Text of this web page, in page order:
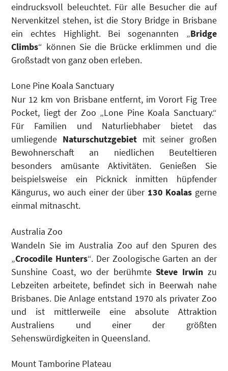
eindrucksvoll beleuchtet. Für alle Besucher die auf
Nervenkitzel stehen, ist die Story Bridge in Brisbane
ein echtes Highlight. Bei sogenannten „Bridge
Climbs“ können Sie die Brücke erklimmen und die
Großstadt von ganz oben erleben.
Lone Pine Koala Sanctuary
Nur 12 km von Brisbane entfernt, im Vorort Fig Tree
Pocket, liegt der Zoo „Lone Pine Koala Sanctuary.“
Für Familien und Naturliebhaber bietet das
umliegende Naturschutzgebietmit seiner großen
Bewohnerschaft an niedlichen Beuteltieren
besonders amüsante Aktivitäten. Genießen Sie
beispielsweise ein Picknick inmitten hüpfender
Kängurus, wo auch einer der über 130 Koalas gerne
einmal mitnascht.
Australia Zoo
Wandeln Sie im Australia Zoo auf den Spuren des
„Crocodile Hunters“. Der Zoologische Garten an der
Sunshine Coast, wo der berühmteSteve Irwin zu
Lebzeiten arbeitete, befindet sich in Beerwah nahe
Brisbanes. Die Anlage entstand 1970 als privater Zoo
und ist mittlerweile eine absolute Attraktion
Australiens und einer der größten
Sehenswürdigkeiten in Queensland.
Mount Tamborine Plateau